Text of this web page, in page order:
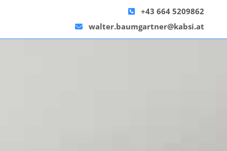
 +43 664 5209862
 walter.baumgartner@kabsi.at